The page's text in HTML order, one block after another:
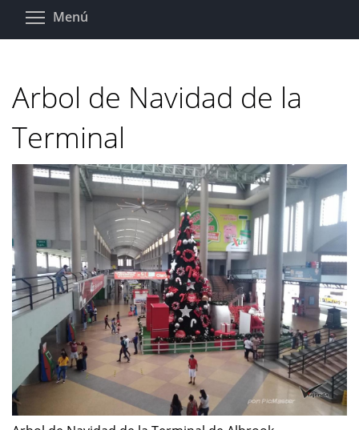
Pasar
Menú
Arbol de Navidad de la
Terminal